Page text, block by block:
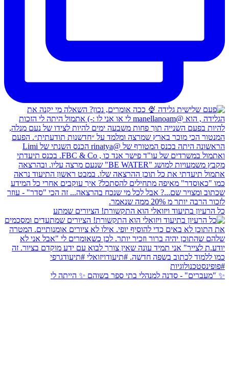
כל הרעיון בתיעוד ויזואלי הוא התקשורת! הציורים שמתע
✨ "מעברים" - סדנה למנהלי בתי ספר בשוהם ✨ הייתה לי